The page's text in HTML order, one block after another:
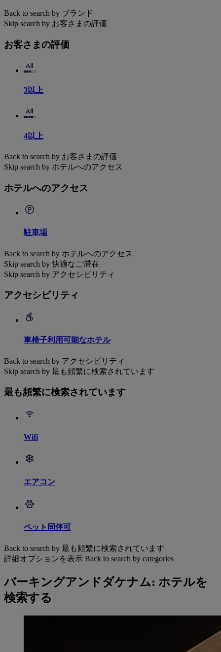
Back to search by ブランド
Skip search by お客さまの評価
お客さまの評価
3以上
4以上
Back to search by お客さまの評価
Skip search by ホテルへのアクセス
ホテルへのアクセス
駐車場
Back to search by ホテルへのアクセス
Skip search by 快適なご滞在
Skip search by アクセシビリティ
アクセシビリティ
車椅子利用可能なホテル
Back to search by アクセシビリティ
Skip search by 最も頻繁に検索されています
最も頻繁に検索されています
Wifi
エアコン
ペット同伴可
Back to search by 最も頻繁に検索されています
詳細オプションを表示 Back to search by categories
バーキングアンドダケナム: ホテルを
検索する